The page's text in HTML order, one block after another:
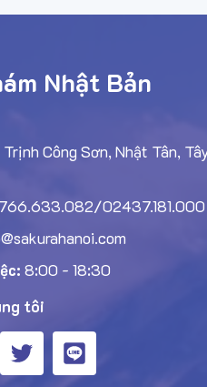
Nhật Bản
Công Sơn, Nhật Tân,
02437.181.000
8:00 - 18:30
tôi